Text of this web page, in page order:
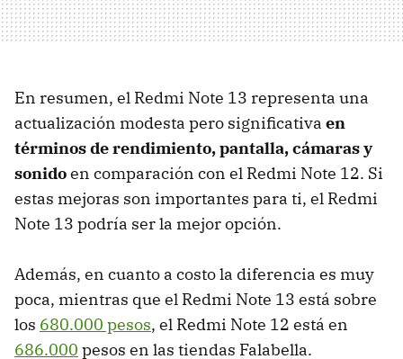
En resumen, el Redmi Note 13 representa una
actualización modesta pero significativa en
términos de rendimiento, pantalla, cámaras y
sonidoen comparación con el Redmi Note 12. Si
estas mejoras son importantes para ti, el Redmi
Note 13 podría ser la mejor opción.
Además, en cuanto a costo la diferencia es muy
poca, mientras que el Redmi Note 13 está sobre
los 680.000 pesos, el Redmi Note 12 está en
686.000 pesos en las tiendas Falabella.